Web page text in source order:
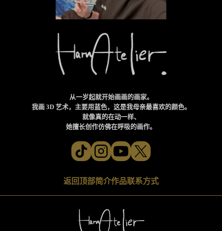
从一岁起就开始画画的画家。
我画 3D 艺术，主要用蓝色，这是我母亲最喜欢的颜色。
就像真的在动一样、
她擅长创作仿佛在呼吸的画作。
返回顶部简介作品联系方式